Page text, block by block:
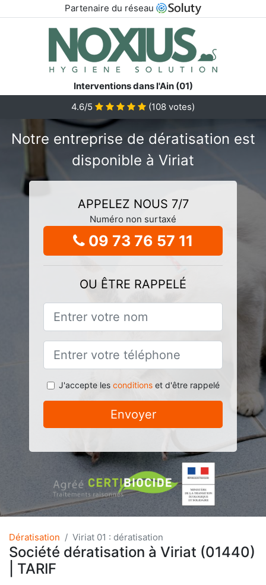
Partenaire du réseau
Interventions dans l'Ain (01)
4.6/5
(108 votes)
Notre entreprise de dératisation est
disponible à Viriat
APPELEZ NOUS 7/7
Numéro non surtaxé
09 73 76 57 11
OU ÊTRE RAPPELÉ
J'accepte les conditionset d'être rappelé
Envoyer
Dératisation Viriat 01 : dératisation
Société dératisation à Viriat (01440)
| TARIF